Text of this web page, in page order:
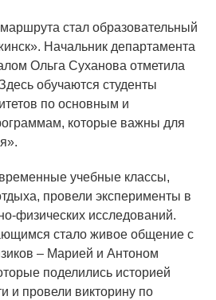
ученым
собственность
технологий
физике высоких
техническая
стал образовательный
Начальник департамента
Ольга Суханова отметила
обучаются студенты
по основным и
которые важны для
учебные классы,
провели эксперименты в
физических исследований.
стало живое общение с
– Марией и Антоном
поделились историей
и провели викторину по